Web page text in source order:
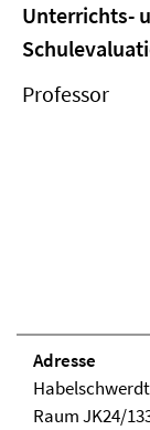
Unterrichts-
Professor
Adresse
Raum JK24/